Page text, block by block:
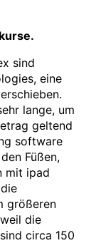
sind
eine
lange, um
geltend
software
Füßen,
mit ipad
größeren
die
circa 150